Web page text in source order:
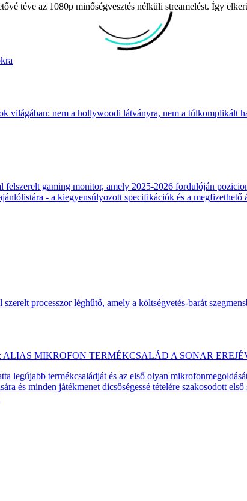
téve az 1080p minőségvesztés nélküli streamelést. Így
nem a hollywoodi látványra, nem a túlkomplikált
gaming monitor, amely 2025-2026 fordulóján
- a kiegyensúlyozott specifikációk és a
processzor léghűtő, amely a költségvetés-barát
MIKROFON TERMÉKCSALÁD A SONAR
legújabb termékcsaládját és az első olyan
és minden játékmenet dicsőségessé tételére szakosodott